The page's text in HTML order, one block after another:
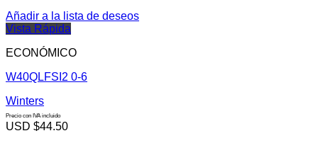
Añadir a la lista de deseos
Vista Rápida
ECONÓMICO
W40QLFSI2 0-6
Winters
Precio con IVA incluido
USD $44.50